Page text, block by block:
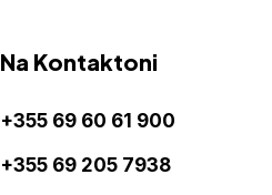
Na Kontaktoni
+355 69 60 61 900
+355 69 205 7938